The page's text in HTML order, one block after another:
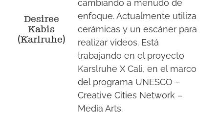
Desiree
Kabis
(Karlruhe)
cambiando a menudo de
enfoque. Actualmente utiliza
cerámicas y un escáner para
realizar videos. Está
trabajando en el proyecto
Karslruhe X Cali, en el marco
del programa UNESCO –
Creative Cities Network –
Media Arts.